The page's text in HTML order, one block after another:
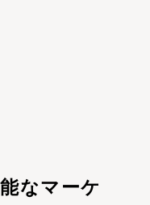
なマーケ